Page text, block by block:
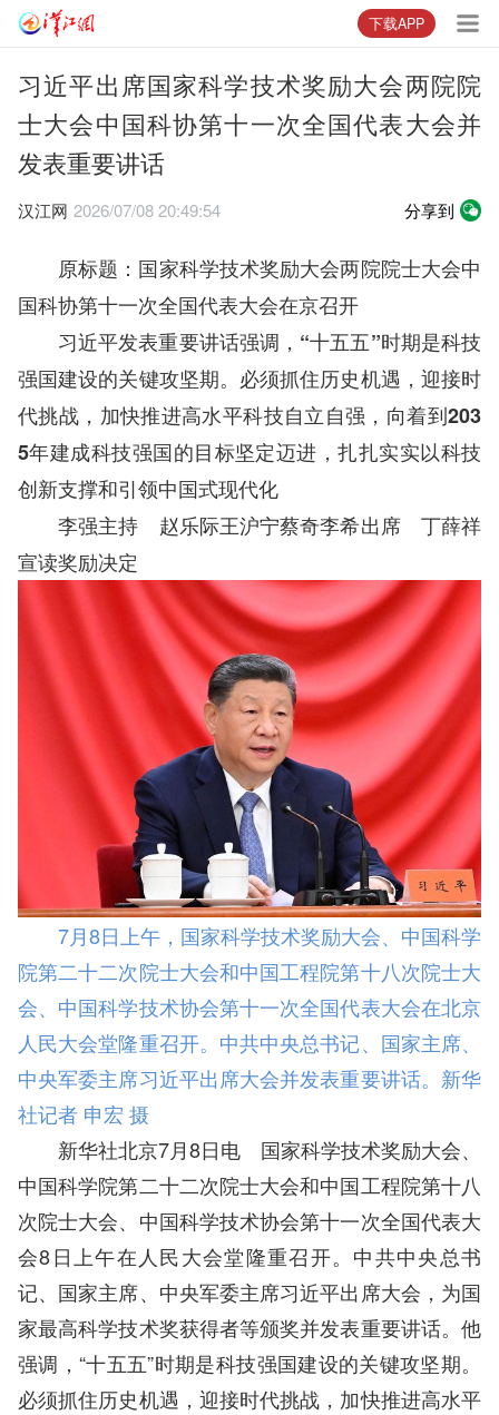
下载APP
习近平出席国家科学技术奖励大会两院院
士大会中国科协第十一次全国代表大会并
发表重要讲话
汉江网 2026/07/08 20:49:54 分享到
原标题：国家科学技术奖励大会两院院士大会中
国科协第十一次全国代表大会在京召开
习近平发表重要讲话强调，“十五五”时期是科技
强国建设的关键攻坚期。必须抓住历史机遇，迎接时
代挑战，加快推进高水平科技自立自强，向着到203
5年建成科技强国的目标坚定迈进，扎扎实实以科技
创新支撑和引领中国式现代化
李强主持 赵乐际王沪宁蔡奇李希出席 丁薛祥
宣读奖励决定
7月8日上午，国家科学技术奖励大会、中国科学
院第二十二次院士大会和中国工程院第十八次院士大
会、中国科学技术协会第十一次全国代表大会在北京
人民大会堂隆重召开。中共中央总书记、国家主席、
中央军委主席习近平出席大会并发表重要讲话。新华
社记者 申宏 摄
新华社北京7月8日电 国家科学技术奖励大会、
中国科学院第二十二次院士大会和中国工程院第十八
次院士大会、中国科学技术协会第十一次全国代表大
会8日上午在人民大会堂隆重召开。中共中央总书
记、国家主席、中央军委主席习近平出席大会，为国
家最高科学技术奖获得者等颁奖并发表重要讲话。他
强调，“十五五”时期是科技强国建设的关键攻坚期。
必须抓住历史机遇，迎接时代挑战，加快推进高水平